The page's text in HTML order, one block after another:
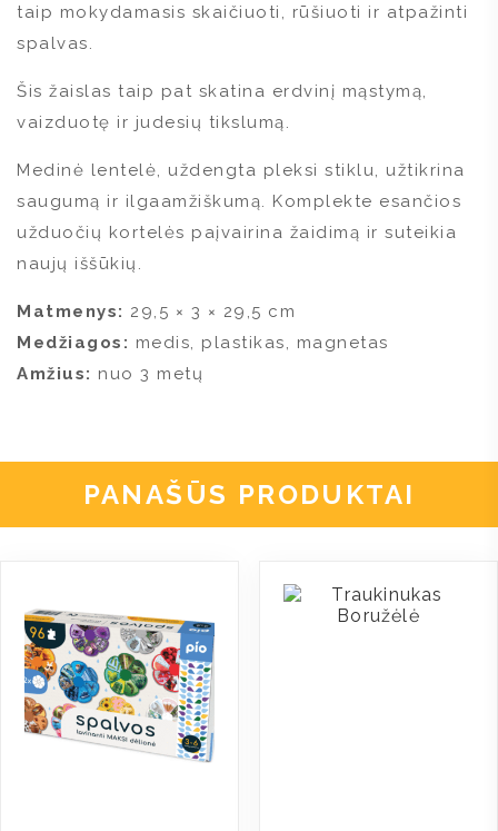
taip mokydamasis skaičiuoti, rūšiuoti ir atpažinti
spalvas.
Šis žaislas taip pat skatina erdvinį mąstymą,
vaizduotę ir judesių tikslumą.
Medinė lentelė, uždengta pleksi stiklu, užtikrina
saugumą ir ilgaamžiškumą. Komplekte esančios
užduočių kortelės paįvairina žaidimą ir suteikia
naujų iššūkių.
Matmenys: 29,5 × 3 × 29,5 cm
Medžiagos: medis, plastikas, magnetas
Amžius: nuo 3 metų
PANAŠŪS PRODUKTAI